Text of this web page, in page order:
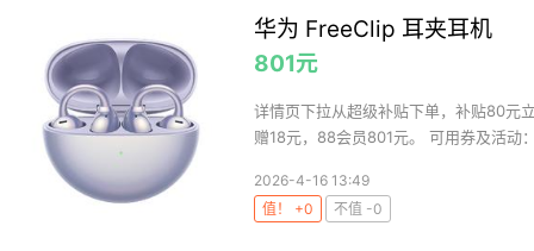
华为 FreeClip 耳夹耳机
801元
详情页下拉从超级补贴下单，补贴80
赠18元，88会员801元。 可用券及活动
2026-4-16 13:49
值！ +0
不值 -0